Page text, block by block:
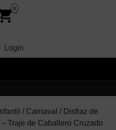
0
LoginLogin
Infantil / Carnaval / Disfraz de
Traje de Caballero Cruzado